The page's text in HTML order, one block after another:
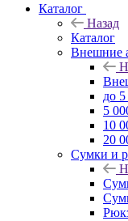
Каталог
Назад
Каталог
Внешние
до
5
10
20
Сумки и